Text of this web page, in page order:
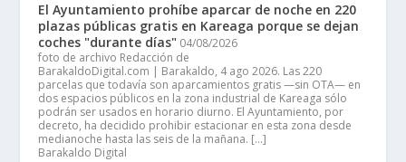
El Ayuntamiento prohíbe aparcar de noche en 220
plazas públicas gratis en Kareaga porque se dejan
coches "durante días" 04/08/2026
foto de archivo Redacción de
BarakaldoDigital.com | Barakaldo, 4 ago 2026. Las 220
parcelas que todavía son aparcamientos gratis —sin OTA— en
dos espacios públicos en la zona industrial de Kareaga sólo
podrán ser usados en horario diurno. El Ayuntamiento, por
decreto, ha decidido prohibir estacionar en esta zona desde
medianoche hasta las seis de la mañana. […]
Barakaldo Digital